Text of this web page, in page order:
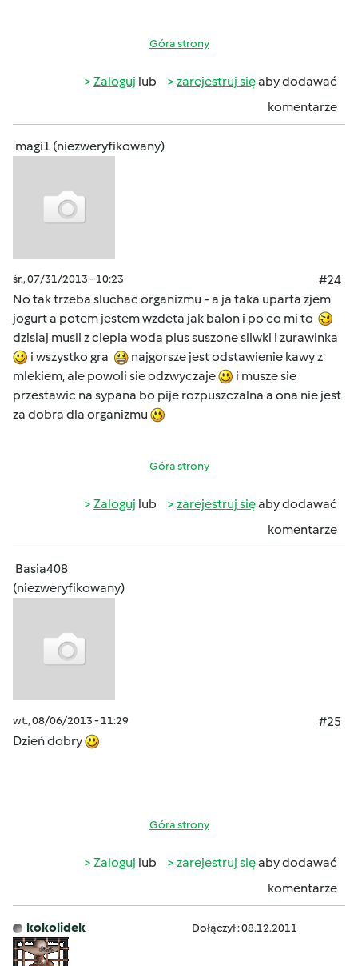
Góra strony
Zaloguj lub zarejestruj sięaby dodawać
komentarze
magi1 (niezweryfikowany)
śr., 07/31/2013 - 10:23
#24
No tak trzeba sluchac organizmu - a ja taka uparta zjem
jogurt a potem jestem wzdeta jak balon i po co mi to
dzisiaj musli z ciepla woda plus suszone sliwki i zurawinka
i wszystko gra
najgorsze jest odstawienie kawy z
mlekiem, ale powoli sie odzwyczaje
i musze sie
przestawic na sypana bo pije rozpuszczalna a ona nie jest
za dobra dla organizmu
Góra strony
Zaloguj lub zarejestruj sięaby dodawać
komentarze
Basia408
(niezweryfikowany)
wt., 08/06/2013 - 11:29
#25
Dzień dobry
Góra strony
Zaloguj lub zarejestruj sięaby dodawać
komentarze
kokolidek Dołączył : 08.12.2011